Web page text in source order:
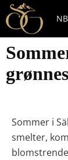
NB
Sommer i
smelter,